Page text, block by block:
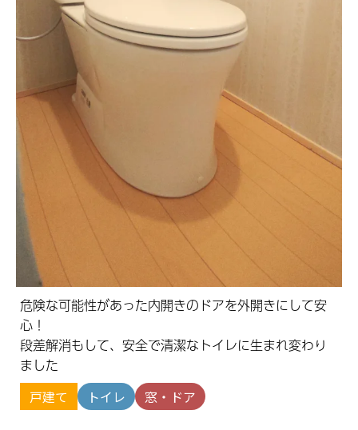
危険な可能性があった内開きのドアを外開きにして安
心！
段差解消もして、安全で清潔なトイレに生まれ変わり
ました
戸建て トイレ 窓・ドア